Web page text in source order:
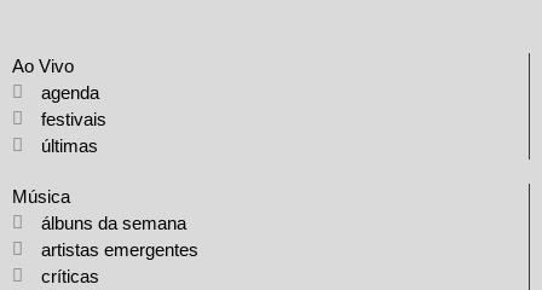
Ao Vivo
agenda
festivais
últimas
Música
álbuns da semana
artistas emergentes
críticas